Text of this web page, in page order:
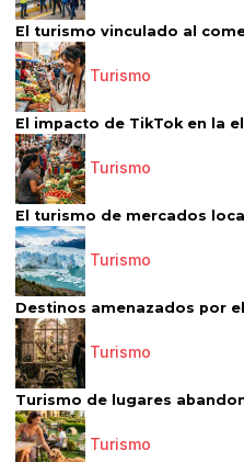
El turismo vinculado al
Turismo
El impacto de TikTok en la
Turismo
El turismo de mercados
Turismo
Destinos amenazados por
Turismo
Turismo de lugares
Turismo